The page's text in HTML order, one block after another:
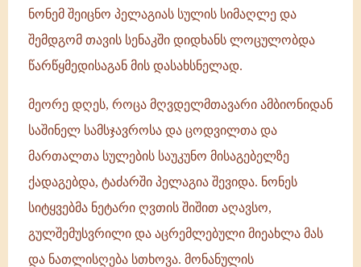
ნონემ შეიცნო პელაგიას სულის სიმაღლე და
შემდგომ თავის სენაკში დიდხანს ლოცულობდა
წარწყმედისაგან მის დასახსნელად.
მეორე დღეს, როცა მღვდელმთავარი ამბიონიდან
საშინელ სამსჯავროსა და ცოდვილთა და
მართალთა სულების საუკუნო მისაგებელზე
ქადაგებდა, ტაძარში პელაგია შევიდა. ნონეს
სიტყვებმა ნეტარი ღვთის შიშით აღავსო,
გულშემუსვრილი და აცრემლებული მიეახლა მას
და ნათლისღება სთხოვა. მონანულის